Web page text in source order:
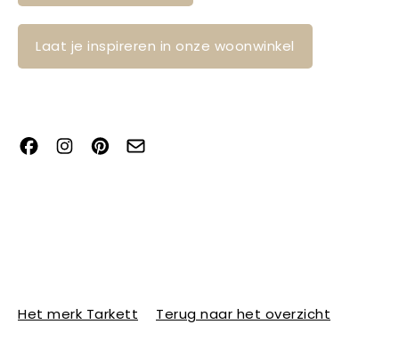
Laat je inspireren in onze woonwinkel
Het merk Tarkett Terug naar het overzicht